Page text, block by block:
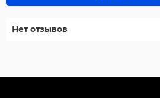
Нет отзывов